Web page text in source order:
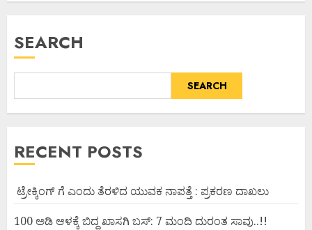
SEARCH
SEARCH
RECENT POSTS
ಟ್ರೇಕ್ಕಿಂಗ್ ಗೆ ಎಂದು ತೆರಳಿದ ಯುವಕ ನಾಪತ್ತೆ : ಪ್ರಕರಣ ದಾಖಲು
100 ಅಡಿ ಆಳಕ್ಕೆ ಬಿದ್ದ ಖಾಸಗಿ ಬಸ್: 7 ಮಂದಿ ದುರಂತ ಸಾವು..!!